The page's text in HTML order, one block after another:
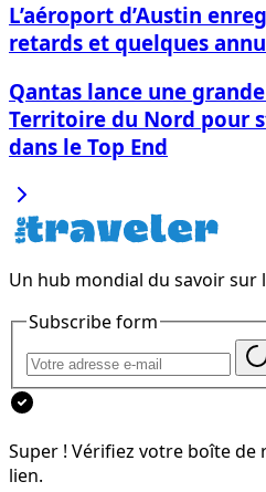
L’aéroport d’Austin
retards et quelques
Qantas lance une
Territoire du Nord pour
dans le Top End
Un hub mondial du savoir sur
Subscribe form
Super ! Vérifiez votre boîte
lien.